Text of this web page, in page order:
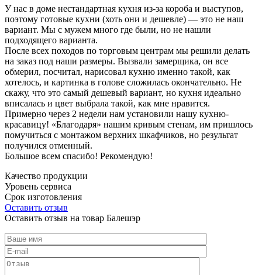
У нас в доме нестандартная кухня из-за короба и выступов,
поэтому готовые кухни (хоть они и дешевле) — это не наш
вариант. Мы с мужем много где были, но не нашли
подходящего варианта.
После всех походов по торговым центрам мы решили делать
на заказ под наши размеры. Вызвали замерщика, он все
обмерил, посчитал, нарисовал кухню именно такой, как
хотелось, и картинка в голове сложилась окончательно. Не
скажу, что это самый дешевый вариант, но кухня идеально
вписалась и цвет выбрала такой, как мне нравится.
Примерно через 2 недели нам установили нашу кухню-
красавицу! «Благодаря» нашим кривым стенам, им пришлось
помучиться с монтажом верхних шкафчиков, но результат
получился отменный.
Большое всем спасибо! Рекомендую!
Качество продукции
Уровень сервиса
Срок изготовления
Оставить отзыв
Оставить отзыв на товар Балешэр